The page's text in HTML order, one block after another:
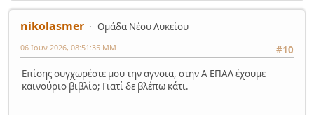
nikolasmer
Ομάδα Νέου Λυκείου
#10
06 Ιουν 2026, 08:51:35 ΜΜ
Επίσης συγχωρέστε μου την αγνοια, στην Α ΕΠΑΛ έχουμε
καινούριο βιβλίο; Γιατί δε βλέπω κάτι.